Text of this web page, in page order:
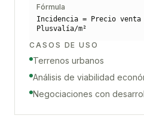
Fórmula
Incidencia = Precio
Plusvalía/m²
CASOS DE USO
Terrenos urbanos
Análisis de viabilidad
Negociaciones con